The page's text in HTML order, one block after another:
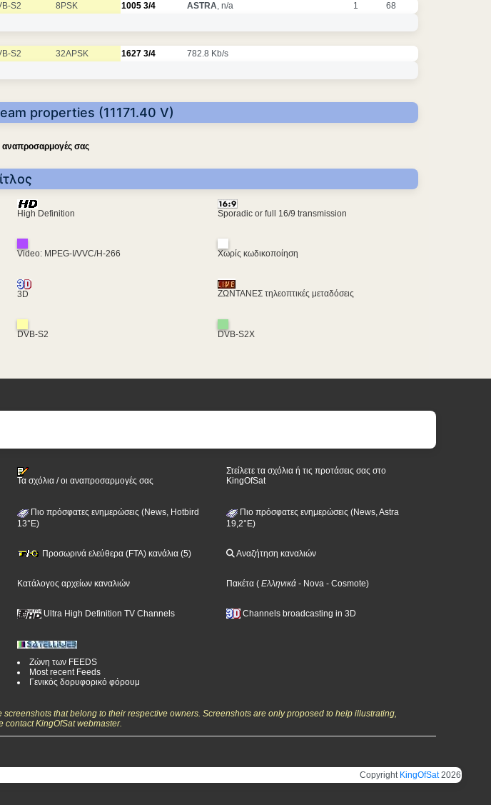
S2 8PSK 1005 3/4 ASTRA, n/a 1 68
S2 32APSK 1627 3/4 782.8 Kb/s
properties (11171.40 V)
αναπροσαρμογές σας
High Definition Sporadic or full 16/9 transmission
Video: MPEG-I/VVC/H-266 Χωρίς κωδικοποίηση
3D ΖΩΝΤΑΝΕΣ τηλεοπτικές μεταδόσεις
DVB-S2 DVB-S2X
Τα σχόλια / οι αναπροσαρμογές σας
Στείλετε τα σχόλια ή τις προτάσεις σας στο
KingOfSat
Πιο πρόσφατες ενημερώσεις (News, Hotbird
13°E)
Πιο πρόσφατες ενημερώσεις (News, Astra
19,2°E)
Προσωρινά ελεύθερα (FTA) κανάλια (5) Αναζήτηση καναλιών
Κατάλογος αρχείων καναλιών Πακέτα ( Ελληνικά - Nova - Cosmote)
Ultra High Definition TV Channels Channels broadcasting in 3D
Ζώνη των FEEDS
Most recent Feeds
Γενικός δορυφορικό φόρουμ
that belong to their respective owners. Screenshots are only proposed to help illustrating,
KingOfSat webmaster.
Copyright KingOfSat2026